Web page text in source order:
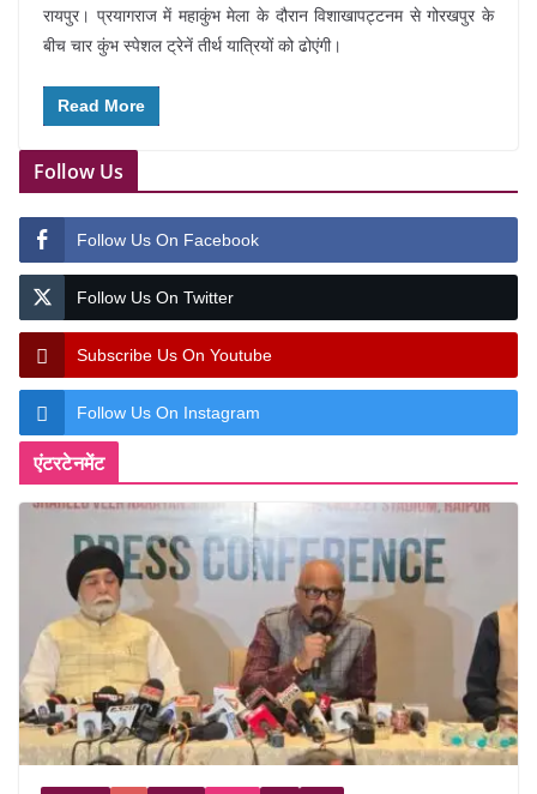
रायपुर। प्रयागराज में महाकुंभ मेला के दौरान विशाखापट्टनम से गोरखपुर के
बीच चार कुंभ स्पेशल ट्रेनें तीर्थ यात्रियों को ढोएंगी।
Read More
Follow Us
Follow Us On Facebook
Follow Us On Twitter
Subscribe Us On Youtube
Follow Us On Instagram
एंटरटेनमेंट